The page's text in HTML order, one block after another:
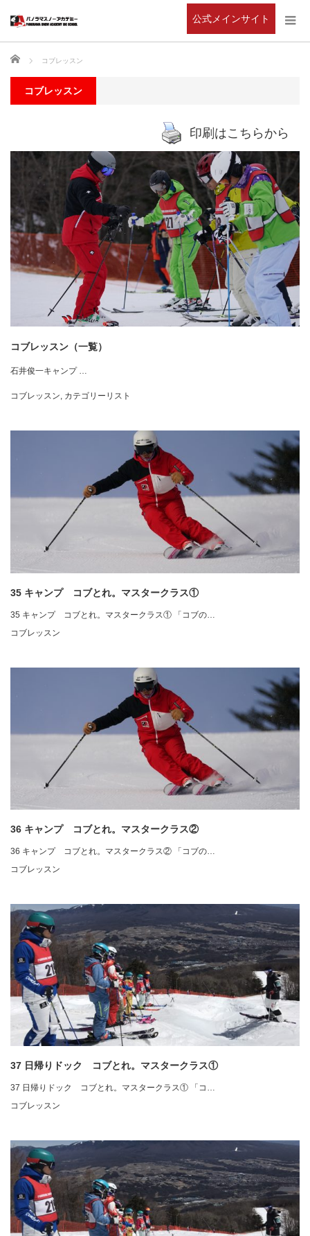
公式メインサイト
ホーム コブレッスン
コブレッスン
印刷はこちらから
コブレッスン（一覧）
石井俊一キャンプ …
コブレッスン, カテゴリーリスト
35 キャンプ コブとれ。マスタークラス①
35 キャンプ コブとれ。マスタークラス① 「コブの…
コブレッスン
36 キャンプ コブとれ。マスタークラス②
36 キャンプ コブとれ。マスタークラス② 「コブの…
コブレッスン
37 日帰りドック コブとれ。マスタークラス①
37 日帰りドック コブとれ。マスタークラス① 「コ…
コブレッスン